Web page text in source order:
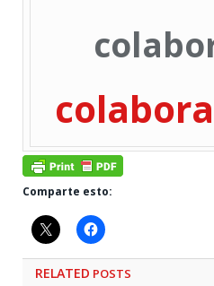
Comparte esto:
RELATED POSTS